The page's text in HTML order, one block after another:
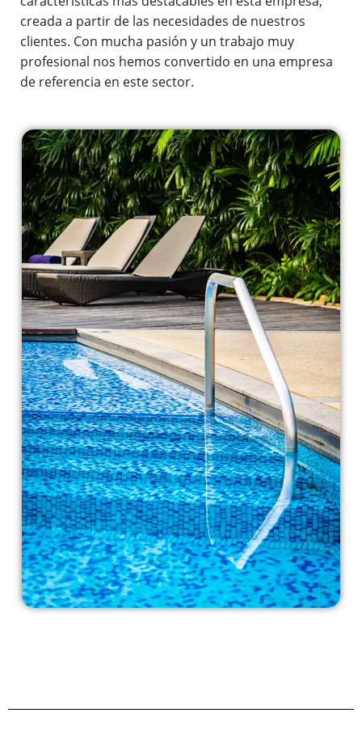
creada a partir de las necesidades de nuestros
clientes. Con mucha pasión y un trabajo muy
profesional nos hemos convertido en una empresa
de referencia en este sector.